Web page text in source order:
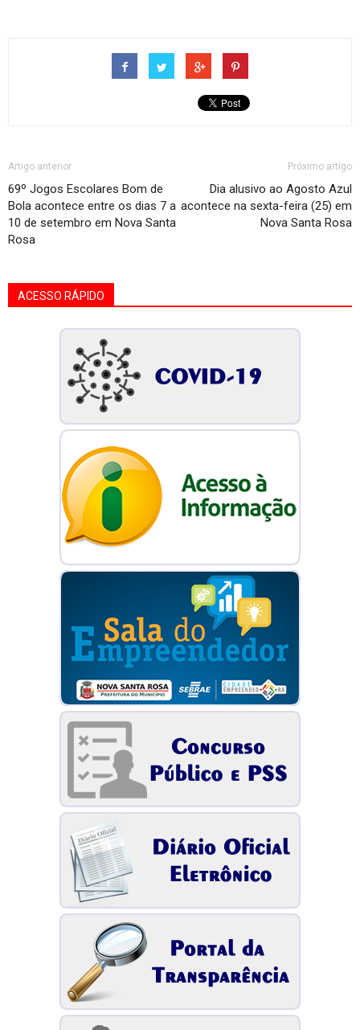
Artigo anterior
69º Jogos Escolares Bom de
Bola acontece entre os dias 7 a
10 de setembro em Nova Santa
Rosa
Próximo artigo
Dia alusivo ao Agosto Azul
acontece na sexta-feira (25) em
Nova Santa Rosa
ACESSO RÁPIDO